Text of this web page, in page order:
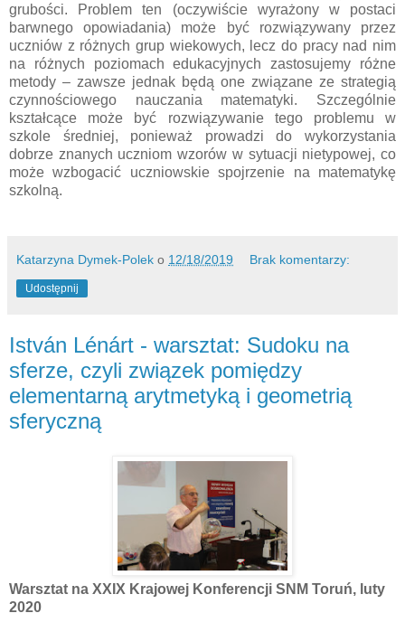
grubości. Problem ten (oczywiście wyrażony w postaci
barwnego opowiadania) może być rozwiązywany przez
uczniów z różnych grup wiekowych, lecz do pracy nad nim
na różnych poziomach edukacyjnych zastosujemy różne
metody – zawsze jednak będą one związane ze strategią
czynnościowego nauczania matematyki. Szczególnie
kształcące może być rozwiązywanie tego problemu w
szkole średniej, ponieważ prowadzi do wykorzystania
dobrze znanych uczniom wzorów w sytuacji nietypowej, co
może wzbogacić uczniowskie spojrzenie na matematykę
szkolną.
Katarzyna Dymek-Polek o 12/18/2019 Brak komentarzy:
Udostępnij
István Lénárt - warsztat: Sudoku na
sferze, czyli związek pomiędzy
elementarną arytmetyką i geometrią
sferyczną
Warsztat na XXIX Krajowej Konferencji SNM Toruń, luty
2020